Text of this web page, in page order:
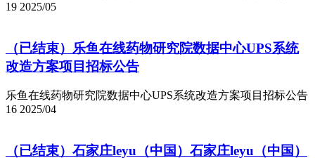
19 2025/05
（已结束）乐鱼在线药物研究院数据中心UPS系统
改造方案项目招标公告
乐鱼在线药物研究院数据中心UPS系统改造方案项目招标公告
16 2025/04
（已结束）石家庄leyu（中国）石家庄leyu（中国）